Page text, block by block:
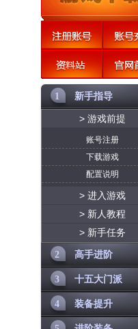
1 新手指导
> 游戏前提
账号注册
下载游戏
配置说明
> 进入游戏
> 新人教程
> 新手任务
2 高手进阶
3 十五大门派
4 装备提升